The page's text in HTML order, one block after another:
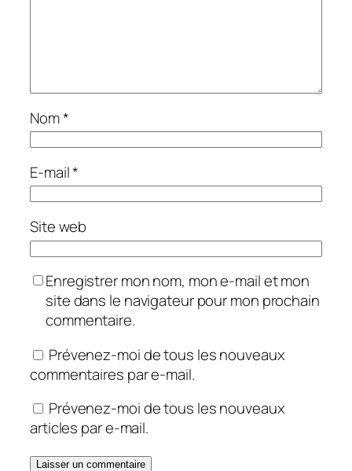
Nom*
E-mail*
Site web
Enregistrer mon nom, mon e-mail et mon
site dans le navigateur pour mon prochain
commentaire.
Prévenez-moi de tous les nouveaux
commentaires par e-mail.
Prévenez-moi de tous les nouveaux
articles par e-mail.